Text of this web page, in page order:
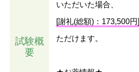
試験概
要
いただいた場合、
[謝礼(総額)：173,500円]
ただけます。